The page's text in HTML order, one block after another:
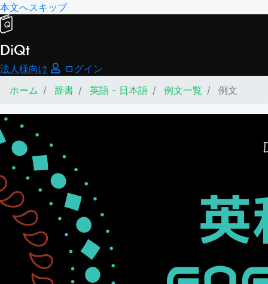
本文へスキップ
DiQt
法人様向け
ログイン
ホーム
辞書 英語 - 日本語 例文一覧 例文